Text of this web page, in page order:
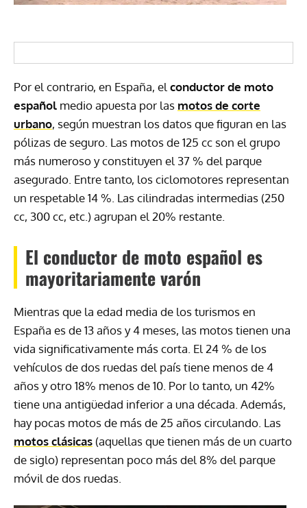
Por el contrario, en España, elconductor de moto
español medio apuesta por las motos de corte
urbano, según muestran los datos que figuran en las
pólizas de seguro. Las motos de 125 cc son el grupo
más numeroso y constituyen el 37 % del parque
asegurado. Entre tanto, los ciclomotores representan
un respetable 14 %. Las cilindradas intermedias (250
cc, 300 cc, etc.) agrupan el 20% restante.
El conductor de moto español es
mayoritariamente varón
Mientras que la edad media de los turismos en
España es de 13 años y 4 meses, las motos tienen una
vida significativamente más corta. El 24 % de los
vehículos de dos ruedas del país tiene menos de 4
años y otro 18% menos de 10. Por lo tanto, un 42%
tiene una antigüedad inferior a una década. Además,
hay pocas motos de más de 25 años circulando. Las
motos clásicas(aquellas que tienen más de un cuarto
de siglo) representan poco más del 8% del parque
móvil de dos ruedas.